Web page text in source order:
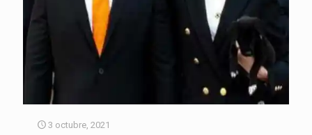
3 octubre, 2021